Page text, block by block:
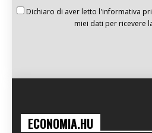
Dichiaro di aver letto l'informativa
miei dati per ricevere
ECONOMIA.HU